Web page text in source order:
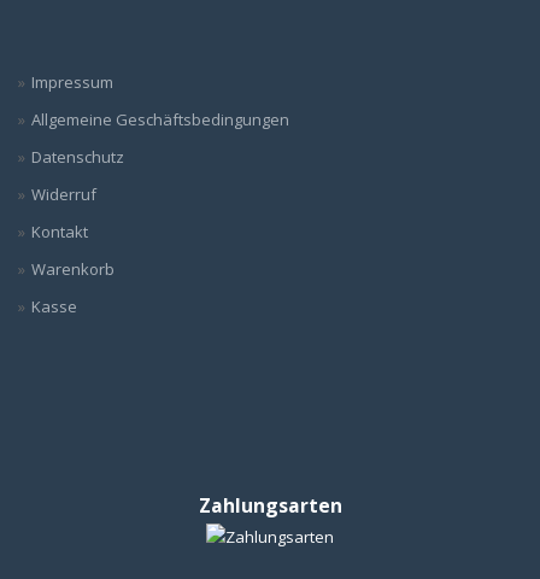
Impressum
Allgemeine Geschäftsbedingungen
Datenschutz
Widerruf
Kontakt
Warenkorb
Kasse
Zahlungsarten